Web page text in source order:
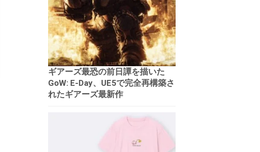
ギアーズ最恐の前日譚を描いた
GoW: E-Day、UE5で完全再構築さ
れたギアーズ最新作